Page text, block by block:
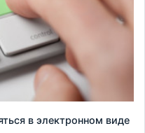
в электронном виде